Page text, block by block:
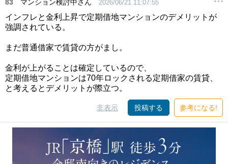
83 マンション検討中さん 2026/06/21 11:07:55
インフレと金利上昇で定期借地マンションのデメリットが
強調されている。
まだ普通借家で賃貸の方がまし。
金利が上がることは確定しているので、
定期借地マンションは70年ロックされる定期借家の賃貸、
と考えるとデメリットが際立つ。
非表示 投稿する 参考になる!